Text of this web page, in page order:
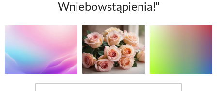
Wniebowstąpienia!"